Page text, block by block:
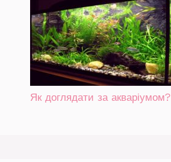
Як доглядати за акваріумом?